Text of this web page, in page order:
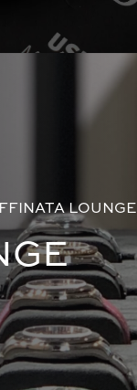
LOUNGE